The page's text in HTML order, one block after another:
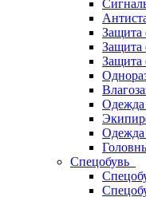
Защита
Защита
Защита
Одежда
Одежда
Спецобувь